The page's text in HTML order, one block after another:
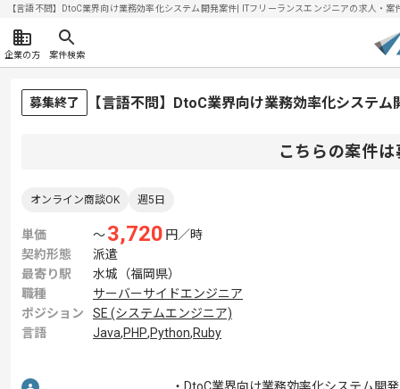
【言語不問】DtoC業界向け業務効率化システム開発案件| ITフリーランスエンジニアの求人・
企業の方 案件検索
募集終了 【言語不問】DtoC業界向け業務効率化システ
こちらの案件
オンライン商談OK 週5日
単価 〜3,720 円／時
契約形態
派遣
最寄り駅
水城（福岡県）
職種
サーバーサイドエンジニア
ポジション
SE (システムエンジニア)
言語
Java,PHP,Python,Ruby